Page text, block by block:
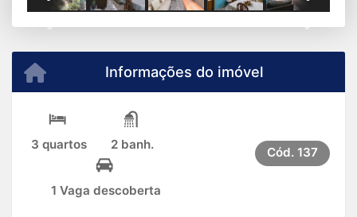
Informações do imóvel
3 quartos 2 banh.
1 Vaga descoberta
Cód. 137